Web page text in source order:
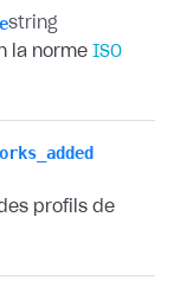
string
la norme ISO
profils de